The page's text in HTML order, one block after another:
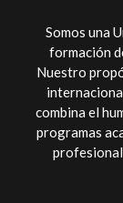
Somos una
formación
Nuestro
combina el
programas